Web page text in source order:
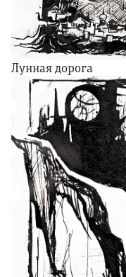
Лунная дорога